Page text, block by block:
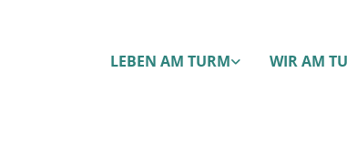
LEBEN AM TURM WIR AM